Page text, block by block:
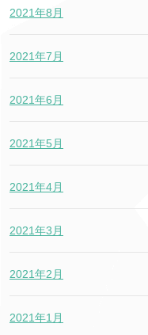
2021年8月
2021年7月
2021年6月
2021年5月
2021年4月
2021年3月
2021年2月
2021年1月